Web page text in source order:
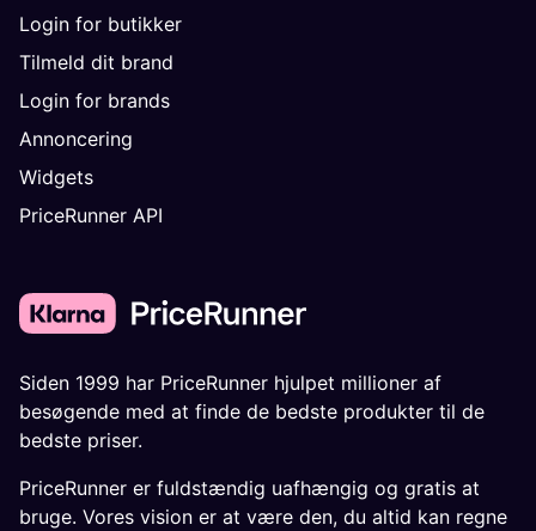
Login for butikker
Tilmeld dit brand
Login for brands
Annoncering
Widgets
PriceRunner API
Siden 1999 har PriceRunner hjulpet millioner af
besøgende med at finde de bedste produkter til de
bedste priser.
PriceRunner er fuldstændig uafhængig og gratis at
bruge. Vores vision er at være den, du altid kan regne